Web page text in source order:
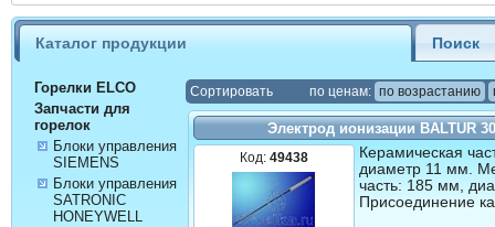
Каталог продукции Поиск
Горелки ELCO
Запчасти для
горелок
Блоки управления
SIEMENS
Блоки управления
SATRONIC
HONEYWELL
Cортировать по ценам: по возрастанию
Электрод ионизации BALTUR
Код:49438
Керамическая
диаметр 11 мм.
часть: 185 мм,
Присоединение